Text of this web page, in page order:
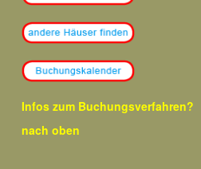
Infos zum Buchungsverfahren?
nach oben